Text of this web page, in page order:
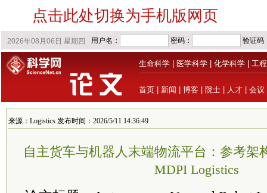
点击此处切换为手机版网页
生命科学 医学科学 化学科学 工
首页 新闻 博客 院士 人才 会议
来源：Logistics 发布时间：2026/5/11 14:36:49
自主货车与机器人末端物流平台：参考架
MDPI Logistics